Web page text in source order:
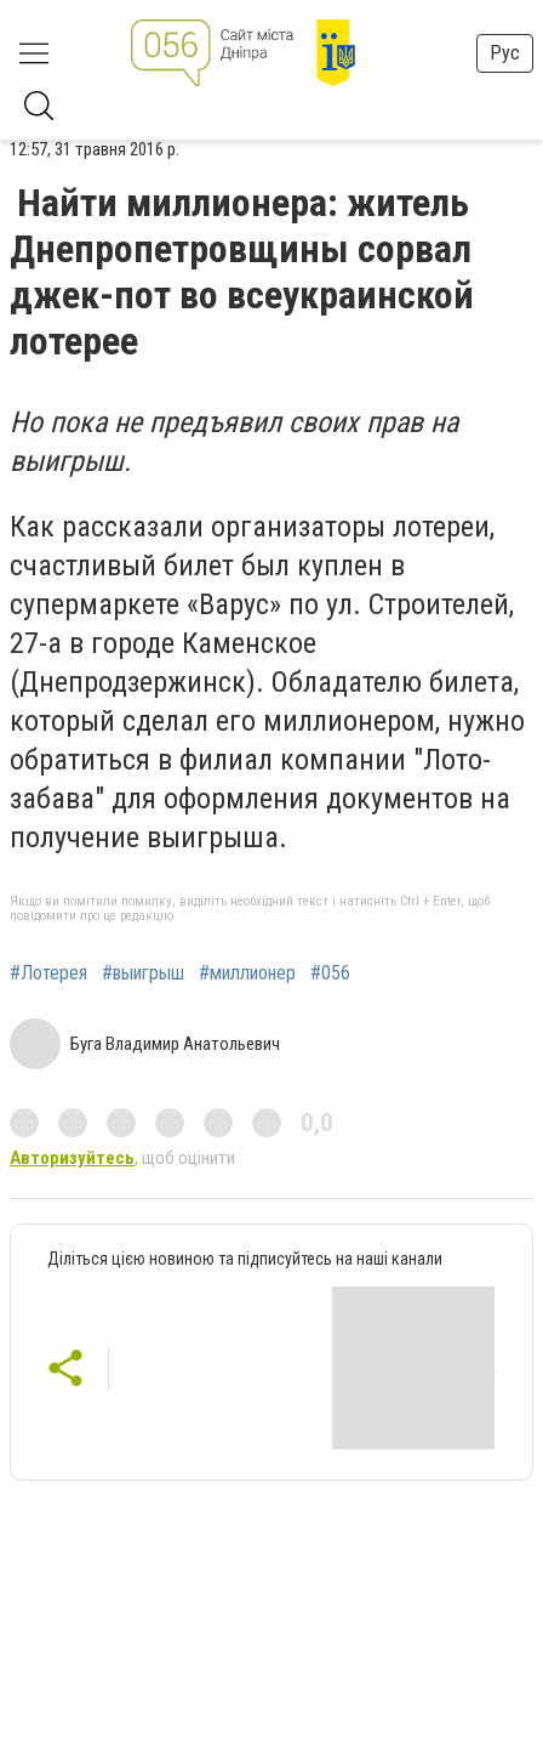
Рус
12:57, 31 травня 2016 р.
Найти миллионера: житель
Днепропетровщины сорвал
джек-пот во всеукраинской
лотерее
Но пока не предъявил своих прав на
выигрыш.
Как рассказали организаторы лотереи,
счастливый билет был куплен в
супермаркете «Варус» по ул. Строителей,
27-а в городе Каменское
(Днепродзержинск). Обладателю билета,
который сделал его миллионером, нужно
обратиться в филиал компании "Лото-
забава" для оформления документов на
получение выигрыша.
Якщо ви помітили помилку, виділіть необхідний текст і натисніть Ctrl + Enter, щоб
повідомити про це редакцію
#Лотерея #выигрыш #миллионер #056
Буга Владимир Анатольевич
0,0
Авторизуйтесь, щоб оцінити
Діліться цією новиною та підписуйтесь на наші канали